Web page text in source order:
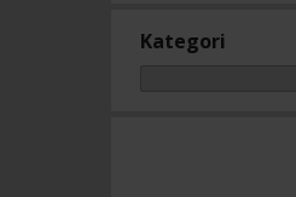
Kategori